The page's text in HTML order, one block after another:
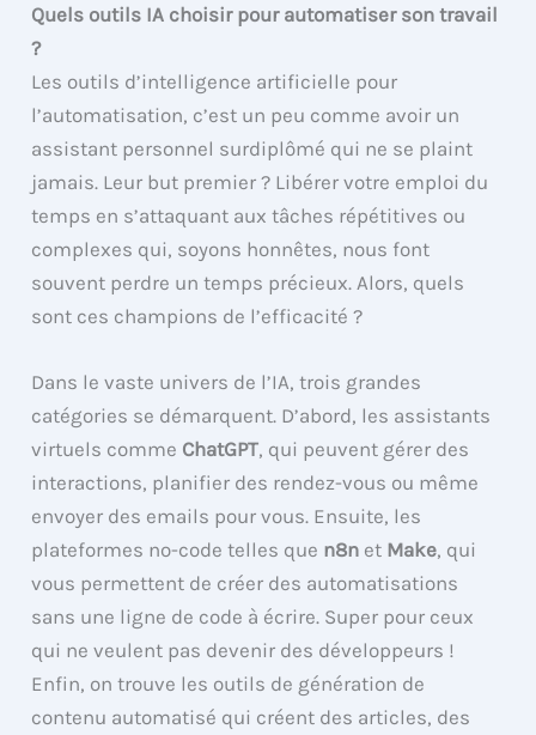
Quels outils IA choisir pour automatiser son travail
?
Les outils d’intelligence artificielle pour
l’automatisation, c’est un peu comme avoir un
assistant personnel surdiplômé qui ne se plaint
jamais. Leur but premier ? Libérer votre emploi du
temps en s’attaquant aux tâches répétitives ou
complexes qui, soyons honnêtes, nous font
souvent perdre un temps précieux. Alors, quels
sont ces champions de l’efficacité ?
Dans le vaste univers de l’IA, trois grandes
catégories se démarquent. D’abord, les assistants
virtuels comme ChatGPT, qui peuvent gérer des
interactions, planifier des rendez-vous ou même
envoyer des emails pour vous. Ensuite, les
plateformes no-code telles que n8n et Make, qui
vous permettent de créer des automatisations
sans une ligne de code à écrire. Super pour ceux
qui ne veulent pas devenir des développeurs !
Enfin, on trouve les outils de génération de
contenu automatisé qui créent des articles, des